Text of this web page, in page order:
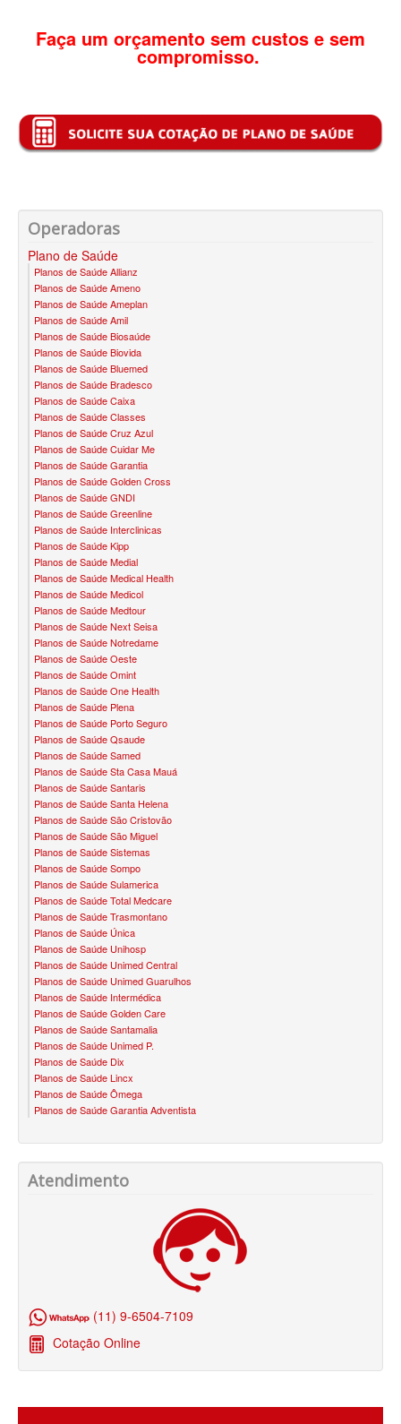
BIOVIDA PLANO DE SAÚDE FAMILIAR
CRUZ AZUL PLANO DE SAÚDE FAMILIAR
GNDI PLANO DE SAÚDE FAMILIAR
KIPP PLANO DE SAÚDE FAMILIAR
MED TOUR PLANO DE SAÚDE FAMILIAR
QSAUDE PLANO DE SAÚDE FAMILIAR
SANTA HELENA PLANO DE SAÚDE FAMILIAR
SANTARIS PLANO DE SAÚDE FAMILIAR
SÃO CRISTOVÃO PLANO DE SAÚDE FAMILIAR
SÃO MIGUEL PLANO DE SAÚDE FAMILIAR
STA CASA MAUÁ PLANO DE SAÚDE FAMILIAR
TOTAL MEDCARE PLANO DE SAÚDE FAMILIAR
TRASMONTANO PLANO DE SAÚDE FAMILIAR
ÚNICA PLANO DE SAÚDE FAMILIAR
UNIHOSP PLANO DE SAÚDE FAMILIAR
UNIMED GUARULHOS PLANO DE SAÚDE FAMILIAR
CLASSES PLANO DE SAÚDE FAMILIAR
PLANO DE SAÚDE INFANTIL
AMIL PLANO DE SAÚDE INFANTIL
BIO SAÚDE PLANO DE SAÚDE INFANTIL
CLASSES PLANO DE SAÚDE INFANTIL
CUIDAR ME PLANO DE SAÚDE INFANTIL
GARANTIA GS PLANO DE SAÚDE INFANTIL
GNDI PLANO DE SAÚDE INFANTIL
KIPP PLANO DE SAÚDE INFANTIL
MEDICAL HEALTH PLANO DE SAÚDE INFANTIL
SANTA HELENA PLANO DE SAÚDE INFANTIL
SÃO CRISTOVÃO PLANO DE SAÚDE INFANTIL
SÃO MIGUEL PLANO DE SAÚDE INFANTIL
STA CASA MAUÁ PLANO DE SAÚDE INFANTIL
Faça um orçamento sem custos e sem
compromisso.
Operadoras
Plano de Saúde
Planos de Saúde Allianz
Planos de Saúde Ameno
Planos de Saúde Ameplan
Planos de Saúde Amil
Planos de Saúde Biosaúde
Planos de Saúde Biovida
Planos de Saúde Bluemed
Planos de Saúde Bradesco
Planos de Saúde Caixa
Planos de Saúde Classes
Planos de Saúde Cruz Azul
Planos de Saúde Cuidar Me
Planos de Saúde Garantia
Planos de Saúde Golden Cross
Planos de Saúde GNDI
Planos de Saúde Greenline
Planos de Saúde Interclinicas
Planos de Saúde Kipp
Planos de Saúde Medial
Planos de Saúde Medical Health
Planos de Saúde Medicol
Planos de Saúde Medtour
Planos de Saúde Next Seisa
Planos de Saúde Notredame
Planos de Saúde Oeste
Planos de Saúde Omint
Planos de Saúde One Health
Planos de Saúde Plena
Planos de Saúde Porto Seguro
Planos de Saúde Qsaude
Planos de Saúde Samed
Planos de Saúde Sta Casa Mauá
Planos de Saúde Santaris
Planos de Saúde Santa Helena
Planos de Saúde São Cristovão
Planos de Saúde São Miguel
Planos de Saúde Sistemas
Planos de Saúde Sompo
Planos de Saúde Sulamerica
Planos de Saúde Total Medcare
Planos de Saúde Trasmontano
Planos de Saúde Única
Planos de Saúde Unihosp
Planos de Saúde Unimed Central
Planos de Saúde Unimed Guarulhos
Planos de Saúde Intermédica
Planos de Saúde Golden Care
Planos de Saúde Santamalia
Planos de Saúde Unimed P.
Planos de Saúde Dix
Planos de Saúde Lincx
Planos de Saúde Ômega
Planos de Saúde Garantia Adventista
Atendimento
(11) 9-6504-7109
Cotação Online